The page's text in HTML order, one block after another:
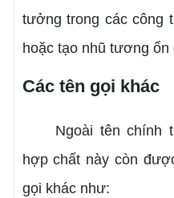
tưởng trong các công
hoặc tạo nhũ tương ổn
Các tên gọi khác
Ngoài tên chính
hợp chất này còn
gọi khác như: